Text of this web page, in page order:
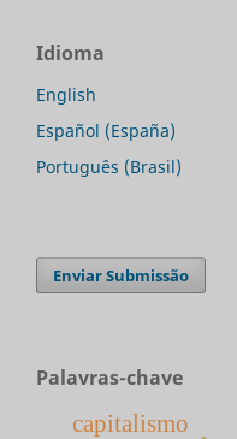
Idioma
English
Español (España)
Português (Brasil)
Enviar Submissão
Palavras-chave
capitalismo